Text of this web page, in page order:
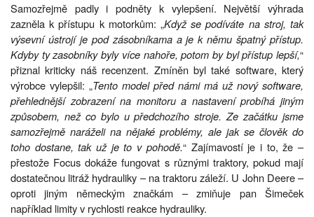
Samozřejmě padly i podněty k vylepšení. Největší výhrada
zazněla k přístupu k motorkům: „Když se podíváte na stroj, tak
výsevní ústrojí je pod zásobníkama a je k němu špatný přístup.
Kdyby ty zasobníky byly více nahoře, potom by byl přístup lepší,“
přiznal kriticky náš recenzent. Zmíněn byl také software, který
výrobce vylepšil: „Tento model před námi má už nový software,
přehlednější zobrazení na monitoru a nastavení probíhá jiným
způsobem, než co bylo u předchozího stroje. Ze začátku jsme
samozřejmě naráželi na nějaké problémy, ale jak se člověk do
toho dostane, tak už je to v pohodě.“ Zajímavostí je i to, že –
přestože Focus dokáže fungovat s různými traktory, pokud mají
dostatečnou litráž hydrauliky – na traktoru záleží. U John Deere –
oproti jiným německým značkám – zmiňuje pan Šimeček
například limity v rychlosti reakce hydrauliky.